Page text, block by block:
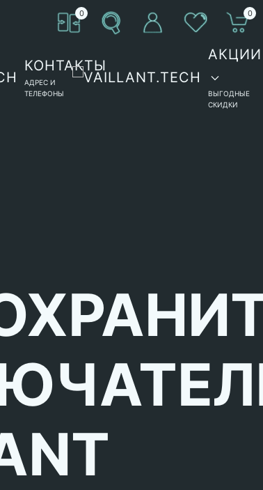
0 0
КОНТАКТЫ
АДРЕС И
ТЕЛЕФОНЫ
АКЦИИ
ВЫГОДНЫЕ
СКИДКИ